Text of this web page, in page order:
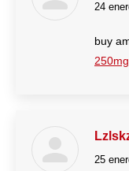
dice:
24
buy
dice:
25